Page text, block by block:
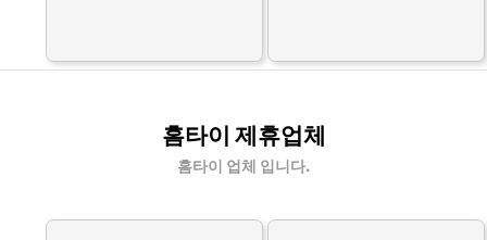
홈타이 제휴업체
홈타이 업체 입니다.